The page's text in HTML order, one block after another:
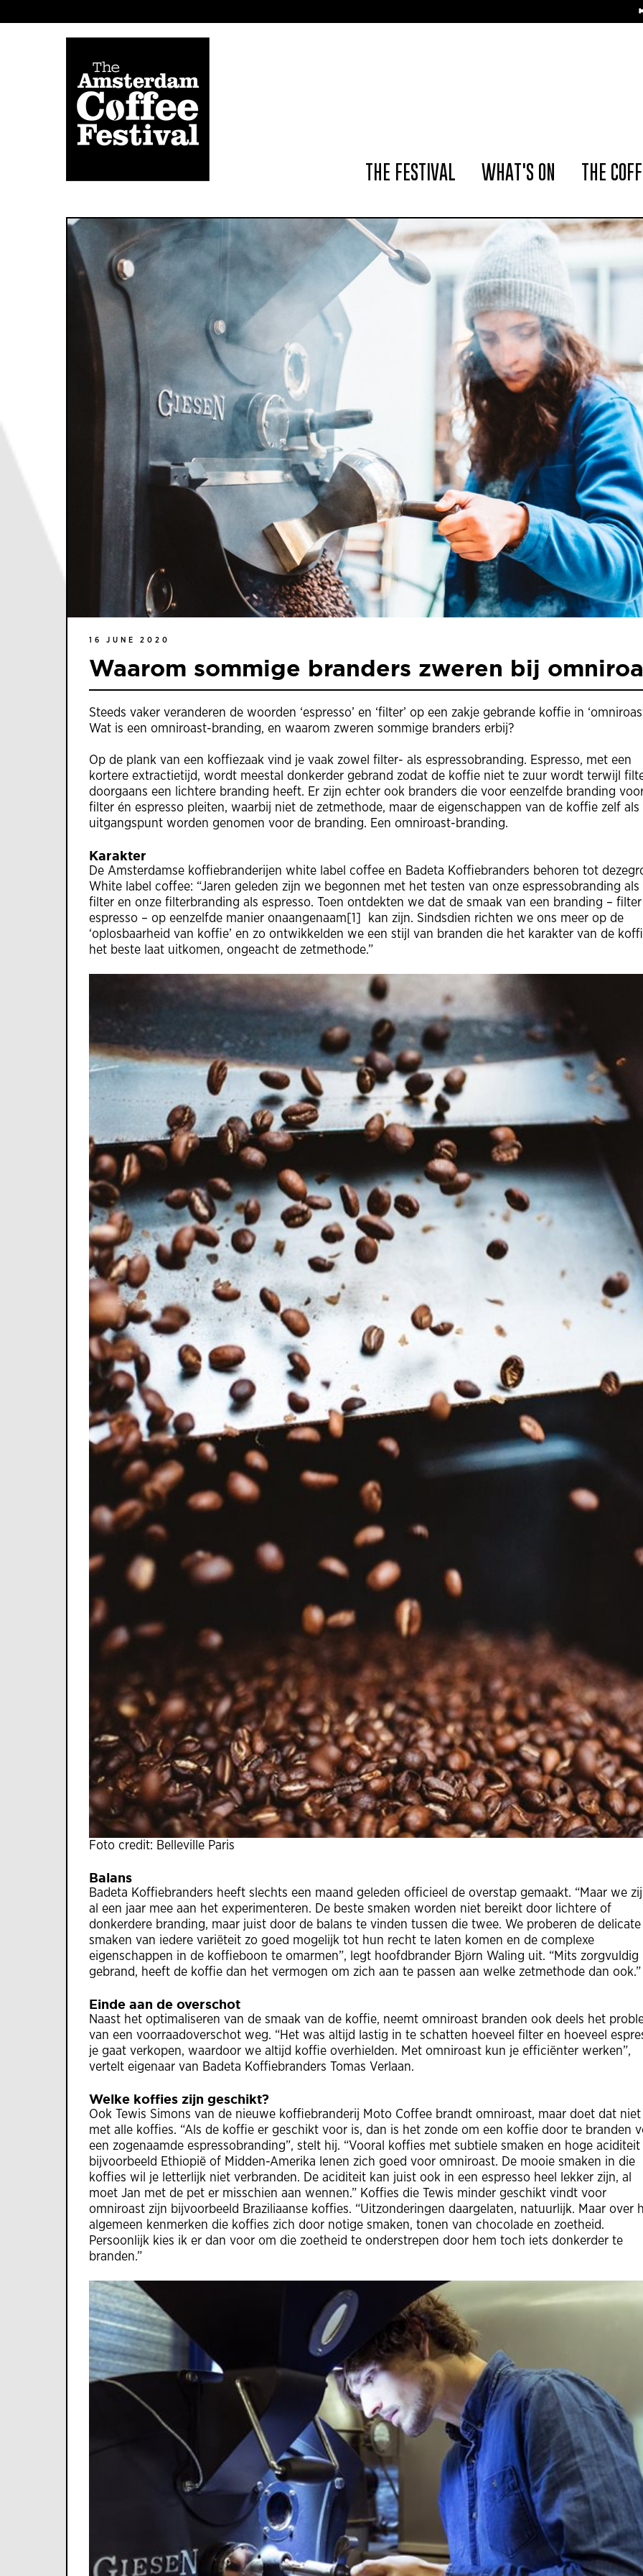
📢 The
THE FESTIVAL WHAT'S ON THE
16 JUNE 2020
Waarom sommige branders zweren bij
Steeds vaker veranderen de woorden ‘espresso’ en ‘filter’ op een zakje gebrande koffie in
Wat is een omniroast-branding, en waarom zweren sommige branders erbij?
Op de plank van een koffiezaak vind je vaak zowel filter- als espressobranding. Espresso, met een
kortere extractietijd, wordt meestal donkerder gebrand zodat de koffie niet te zuur wordt terwijl
doorgaans een lichtere branding heeft. Er zijn echter ook branders die voor eenzelfde branding
filter én espresso pleiten, waarbij niet de zetmethode, maar de eigenschappen van de koffie zelf als
uitgangspunt worden genomen voor de branding. Een omniroast-branding.
Karakter
De Amsterdamse koffiebranderijen white label coffee en Badeta Koffiebranders behoren tot
White label coffee: “Jaren geleden zijn we begonnen met het testen van onze espressobranding als
filter en onze filterbranding als espresso. Toen ontdekten we dat de smaak van een branding –
espresso – op eenzelfde manier onaangenaam[1] kan zijn. Sindsdien richten we ons meer op de
‘oplosbaarheid van koffie’ en zo ontwikkelden we een stijl van branden die het karakter van de
het beste laat uitkomen, ongeacht de zetmethode.”
Foto credit: Belleville Paris
Balans
Badeta Koffiebranders heeft slechts een maand geleden officieel de overstap gemaakt. “Maar we
al een jaar mee aan het experimenteren. De beste smaken worden niet bereikt door lichtere of
donkerdere branding, maar juist door de balans te vinden tussen die twee. We proberen de delicate
smaken van iedere variëteit zo goed mogelijk tot hun recht te laten komen en de complexe
eigenschappen in de koffieboon te omarmen”, legt hoofdbrander Bjӧrn Waling uit. “Mits zorgvuldig
gebrand, heeft de koffie dan het vermogen om zich aan te passen aan welke zetmethode dan
Einde aan de overschot
Naast het optimaliseren van de smaak van de koffie, neemt omniroast branden ook deels het
van een voorraadoverschot weg. “Het was altijd lastig in te schatten hoeveel filter en hoeveel
je gaat verkopen, waardoor we altijd koffie overhielden. Met omniroast kun je efficiënter werken”,
vertelt eigenaar van Badeta Koffiebranders Tomas Verlaan.
Welke koffies zijn geschikt?
Ook Tewis Simons van de nieuwe koffiebranderij Moto Coffee brandt omniroast, maar doet dat niet
met alle koffies. “Als de koffie er geschikt voor is, dan is het zonde om een koffie door te branden
een zogenaamde espressobranding”, stelt hij. “Vooral koffies met subtiele smaken en hoge
bijvoorbeeld Ethiopië of Midden-Amerika lenen zich goed voor omniroast. De mooie smaken in die
koffies wil je letterlijk niet verbranden. De aciditeit kan juist ook in een espresso heel lekker zijn, al
moet Jan met de pet er misschien aan wennen.” Koffies die Tewis minder geschikt vindt voor
omniroast zijn bijvoorbeeld Braziliaanse koffies. “Uitzonderingen daargelaten, natuurlijk. Maar over
algemeen kenmerken die koffies zich door notige smaken, tonen van chocolade en zoetheid.
Persoonlijk kies ik er dan voor om die zoetheid te onderstrepen door hem toch iets donkerder te
branden.”